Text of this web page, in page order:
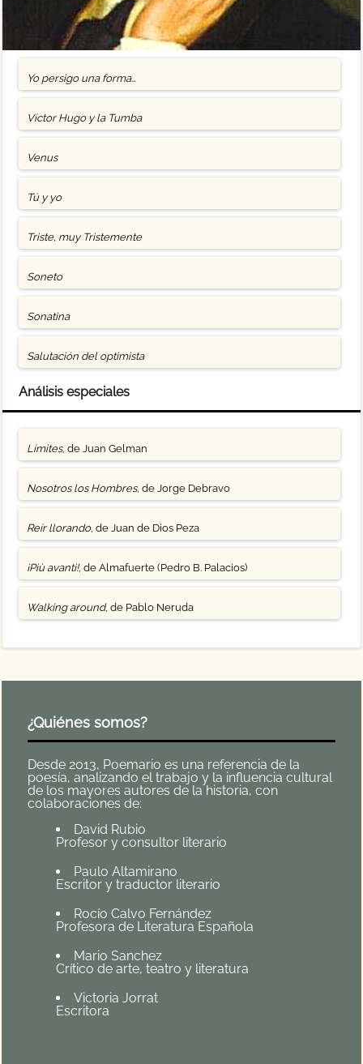
Yo persigo una forma…
Víctor Hugo y la Tumba
Venus
Tú y yo
Triste, muy Tristemente
Soneto
Sonatina
Salutación del optimista
Análisis especiales
Límites, de Juan Gelman
Nosotros los Hombres, de Jorge Debravo
Reír llorando, de Juan de Dios Peza
¡Più avanti!, de Almafuerte (Pedro B. Palacios)
Walking around, de Pablo Neruda
¿Quiénes somos?
Desde 2013, Poemario es una referencia de la
poesía, analizando el trabajo y la influencia cultural
de los mayores autores de la historia, con
colaboraciones de:
David Rubio
Profesor y consultor literario
Paulo Altamirano
Escritor y traductor literario
Rocío Calvo Fernández
Profesora de Literatura Española
Mario Sanchez
Crítico de arte, teatro y literatura
Victoria Jorrat
Escritora